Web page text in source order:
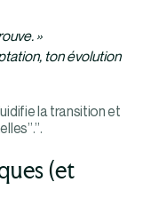
»
ton évolution
la transition et
(et